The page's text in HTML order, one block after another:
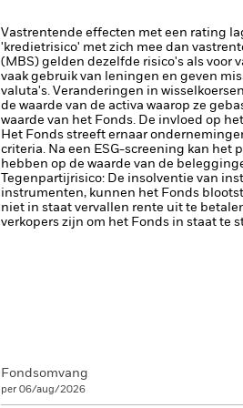
Vastrentende effecten met een rating
'kredietrisico' met zich mee dan
(MBS) gelden dezelfde risico's als
vaak gebruik van leningen en geven
valuta's. Veranderingen in
de waarde van de activa waarop ze
waarde van het Fonds. De invloed op
Het Fonds streeft ernaar
criteria. Na een ESG-screening kan
hebben op de waarde van de
Tegenpartijrisico: De insolventie van
instrumenten, kunnen het Fonds
niet in staat vervallen rente uit te
verkopers zijn om het Fonds in staat te
Fondsomvang
per 06/aug/2026